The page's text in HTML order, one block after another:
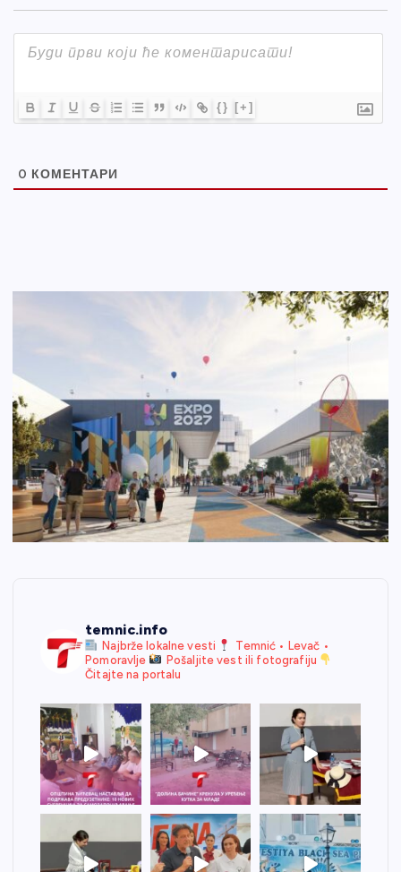
{} [+]
0 КОМЕНТАРИ
temnic.info
Najbrže lokalne vesti
Temnić • Levač •
Pomoravlje
Pošaljite vest ili fotografiju
Čitajte na portalu